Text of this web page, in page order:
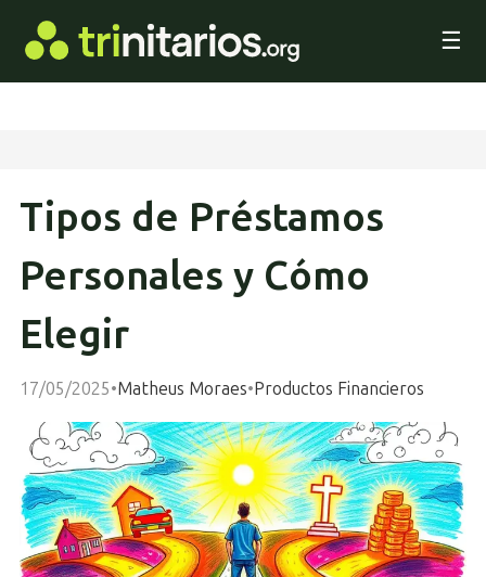
☰
Tipos de Préstamos
Personales y Cómo
Elegir
17/05/2025•Matheus Moraes•Productos Financieros